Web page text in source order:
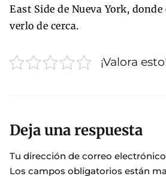
East Side de Nueva York,
verlo de cerca.
¡Valora
Deja una respuesta
Tu dirección de correo
Los campos obligatorios están